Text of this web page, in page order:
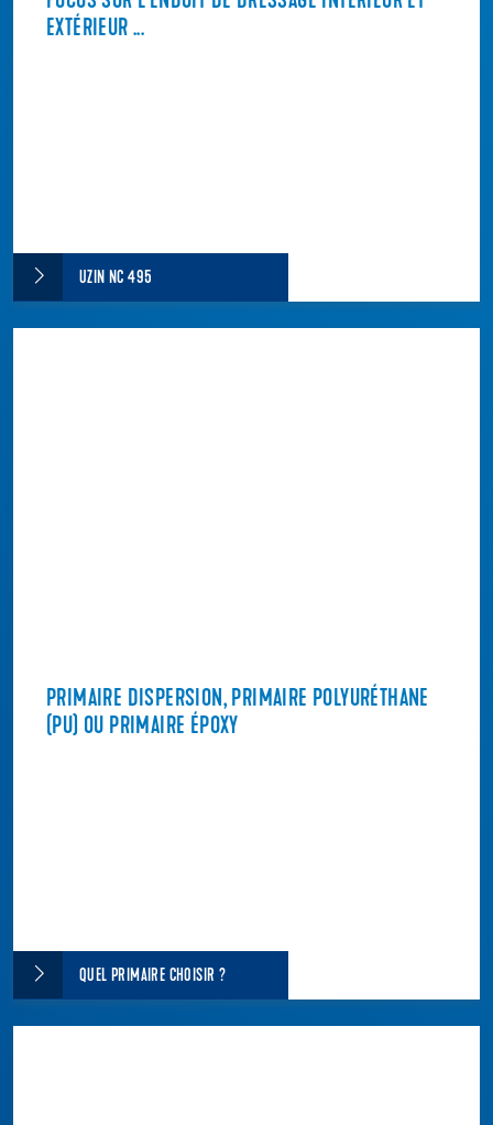
EXTÉRIEUR ...
UZIN NC 495
PRIMAIRE DISPERSION, PRIMAIRE POLYURÉTHANE
(PU) OU PRIMAIRE ÉPOXY
QUEL PRIMAIRE CHOISIR ?